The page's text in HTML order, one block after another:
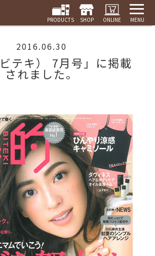
PRODUCTS SHOP ONLINE MENU
2016.06.30
ビテキ） 7月号」に掲載
されました。